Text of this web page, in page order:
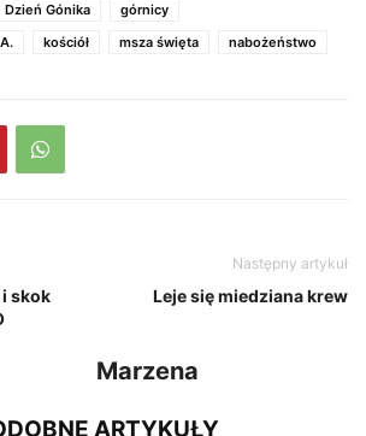
Dzień Gónika
górnicy
kościół msza święta nabożeństwo
skok
Następny artykuł
Leje się miedziana krew
Marzena
ARTYKUŁY